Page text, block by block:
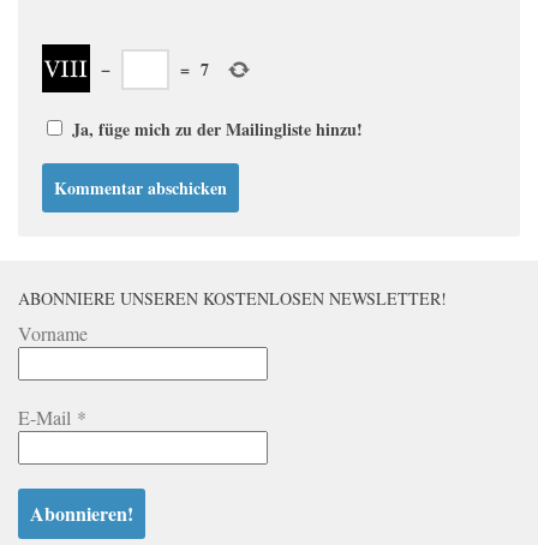
− = 7
Ja, füge mich zu der Mailingliste hinzu!
ABONNIERE UNSEREN KOSTENLOSEN NEWSLETTER!
Vorname
E-Mail *